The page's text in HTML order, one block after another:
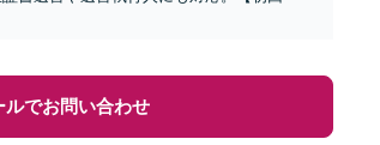
ルでお問い合わせ